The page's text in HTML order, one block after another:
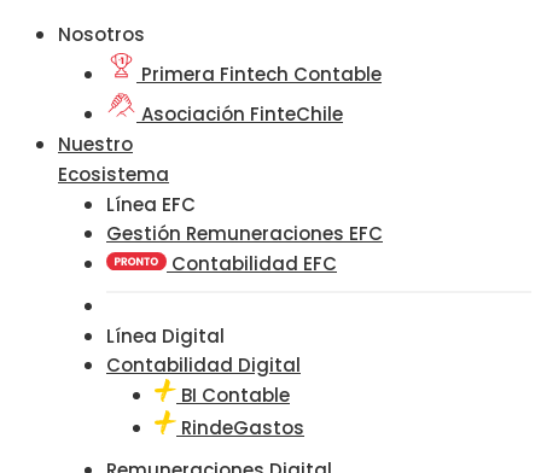
Nosotros
Primera Fintech Contable
Asociación FinteChile
Nuestro
Ecosistema
Línea EFC
Gestión Remuneraciones EFC
Contabilidad EFC
Línea Digital
Contabilidad Digital
BI Contable
RindeGastos